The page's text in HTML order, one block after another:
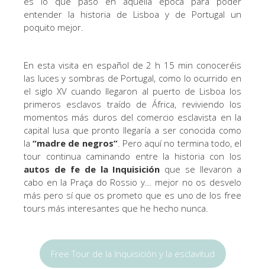
entender la historia de Lisboa y de Portugal un
poquito mejor.
En esta visita en español de 2 h 15 min conoceréis
las luces y sombras de Portugal, como lo ocurrido en
el siglo XV cuando llegaron al puerto de Lisboa los
primeros esclavos traído de África, reviviendo los
momentos más duros del comercio esclavista en la
capital lusa que pronto llegaría a ser conocida como
la“madre de negros”. Pero aquí no termina todo, el
tour continua caminando entre la historia con los
autos de fe de la Inquisición que se llevaron a
cabo en la Praça do Rossio y… mejor no os desvelo
más pero sí que os prometo que es uno de los free
tours más interesantes que he hecho nunca.
Free Tour de la Inquisición y la esclavitud